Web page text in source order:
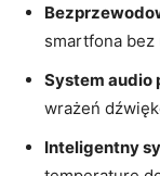
smartfona bez
System audio
wrażeń
Inteligentny